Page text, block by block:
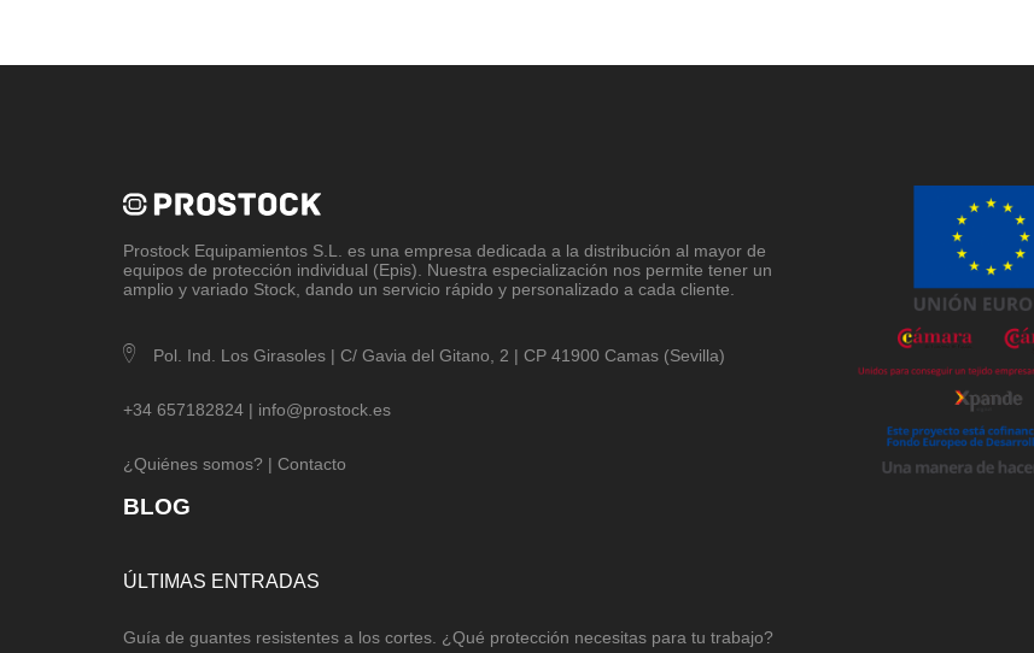
Prostock Equipamientos S.L
. es una empresa dedicada a la distribución al mayor de
equipos de protección individual (Epis). Nuestra especialización nos permite tener un
amplio y variado Stock, dando un servicio rápido y personalizado a cada cliente.
Pol. Ind. Los Girasoles | C/ Gavia del Gitano, 2 | CP 41900 Camas (Sevilla)
+34 657182824 | info@prostock.es
¿Quiénes somos? | Contacto
BLOG
ÚLTIMAS ENTRADAS
Guía de guantes resistentes a los cortes. ¿Qué protección necesitas para tu trabajo?